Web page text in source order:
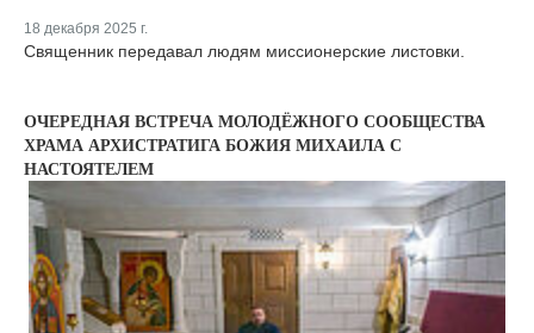
18 декабря 2025 г.
Священник передавал людям миссионерские листовки.
ОЧЕРЕДНАЯ ВСТРЕЧА МОЛОДЁЖНОГО СООБЩЕСТВА
ХРАМА АРХИСТРАТИГА БОЖИЯ МИХАИЛА С
НАСТОЯТЕЛЕМ